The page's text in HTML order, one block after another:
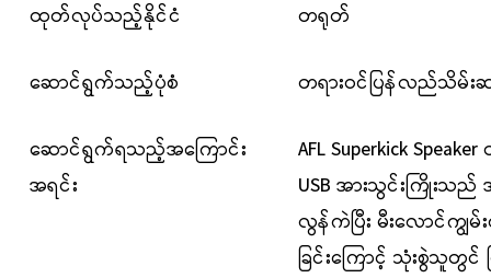
ထုတ်လုပ်သည့်နိုင်ငံ တရုတ်
ဆောင်ရွက်သည့်ပုံစံ တရားဝင်ပြန်လည်သိမ်းဆ
ဆောင်ရွက်ရသည့်အကြောင်း
အရင်း
AFL Superkick Speaker
USB အားသွင်းကြိုးသည်
လွန်ကဲပြီး မီးလောင်ကျွမ်
ခြင်းကြောင့် သုံးစွဲသူတွင်